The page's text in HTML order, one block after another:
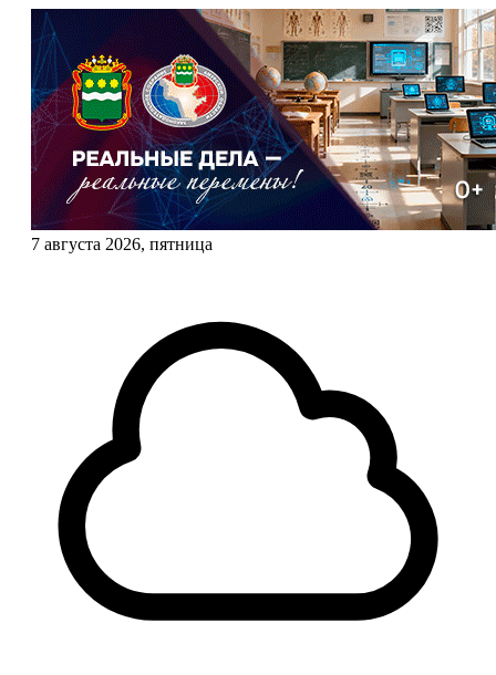
7 августа 2026, пятница